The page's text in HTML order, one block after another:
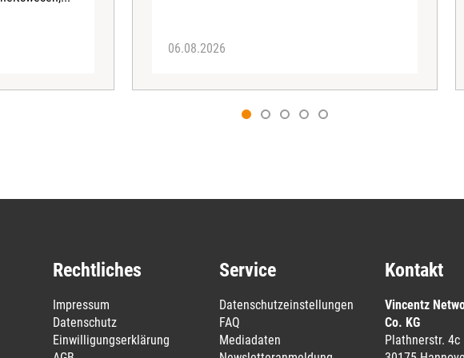
06.08.2026
Rechtliches
Impressum
Datenschutz
Einwilligungserklärung
Service
Datenschutzeinstellungen
FAQ
Mediadaten
Kontakt
Vincentz
Co. KG
Plathnerstr. 4c